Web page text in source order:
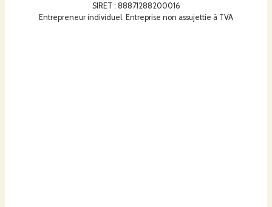
SIRET : 88871288200016
Entrepreneur individuel. Entreprise non assujettie à TVA